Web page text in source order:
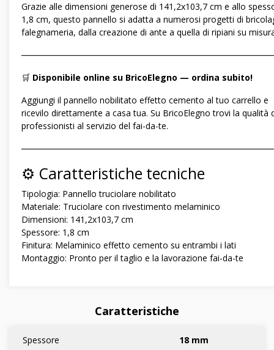
Grazie alle dimensioni generose di 141,2x103,7 cm e allo
1,8 cm, questo pannello si adatta a numerosi progetti di
falegnameria, dalla creazione di ante a quella di ripiani su
🛒 Disponibile online su BricoElegno — ordina subito!
Aggiungi il pannello nobilitato effetto cemento al tuo carrello e
ricevilo direttamente a casa tua. Su BricoElegno trovi la qualità
professionisti al servizio del fai-da-te.
⚙️ Caratteristiche tecniche
Tipologia: Pannello truciolare nobilitato
Materiale: Truciolare con rivestimento melaminico
Dimensioni: 141,2x103,7 cm
Spessore: 1,8 cm
Finitura: Melaminico effetto cemento su entrambi i lati
Montaggio: Pronto per il taglio e la lavorazione fai-da-te
Caratteristiche
Spessore 18 mm